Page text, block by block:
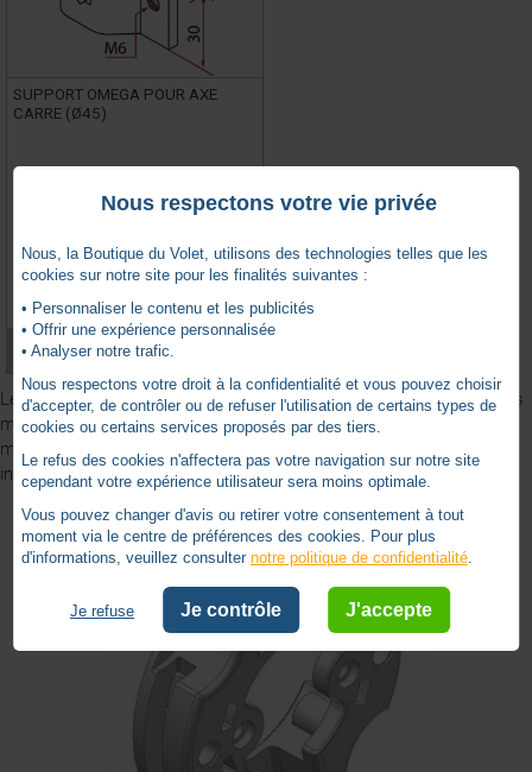
Lessupports FAACadaptés aux séries de moteurs TM45 sont les
modèles les plus populaires de la marque car ils permettent un
montage simple et rapide, même sans grande expérience en
installation.
SUPPORT OMEGA POUR AXE
CARRE (Ø45)
FAA4506_0621
VOIR LE PRODUIT
Nous respectons votre vie privée
Nous, la Boutique du Volet, utilisons des technologies telles que les
cookies sur notre site pour les finalités suivantes :
• Personnaliser le contenu et les publicités
• Offrir une expérience personnalisée
• Analyser notre trafic.
Nous respectons votre droit à la confidentialité et vous pouvez choisir
d'accepter, de contrôler ou de refuser l'utilisation de certains types de
cookies ou certains services proposés par des tiers.
Le refus des cookies n'affectera pas votre navigation sur notre site
cependant votre expérience utilisateur sera moins optimale.
Vous pouvez changer d'avis ou retirer votre consentement à tout
moment via le centre de préférences des cookies. Pour plus
d'informations, veuillez consulter notre politique de confidentialité.
Je refuse Je contrôle J'accepte